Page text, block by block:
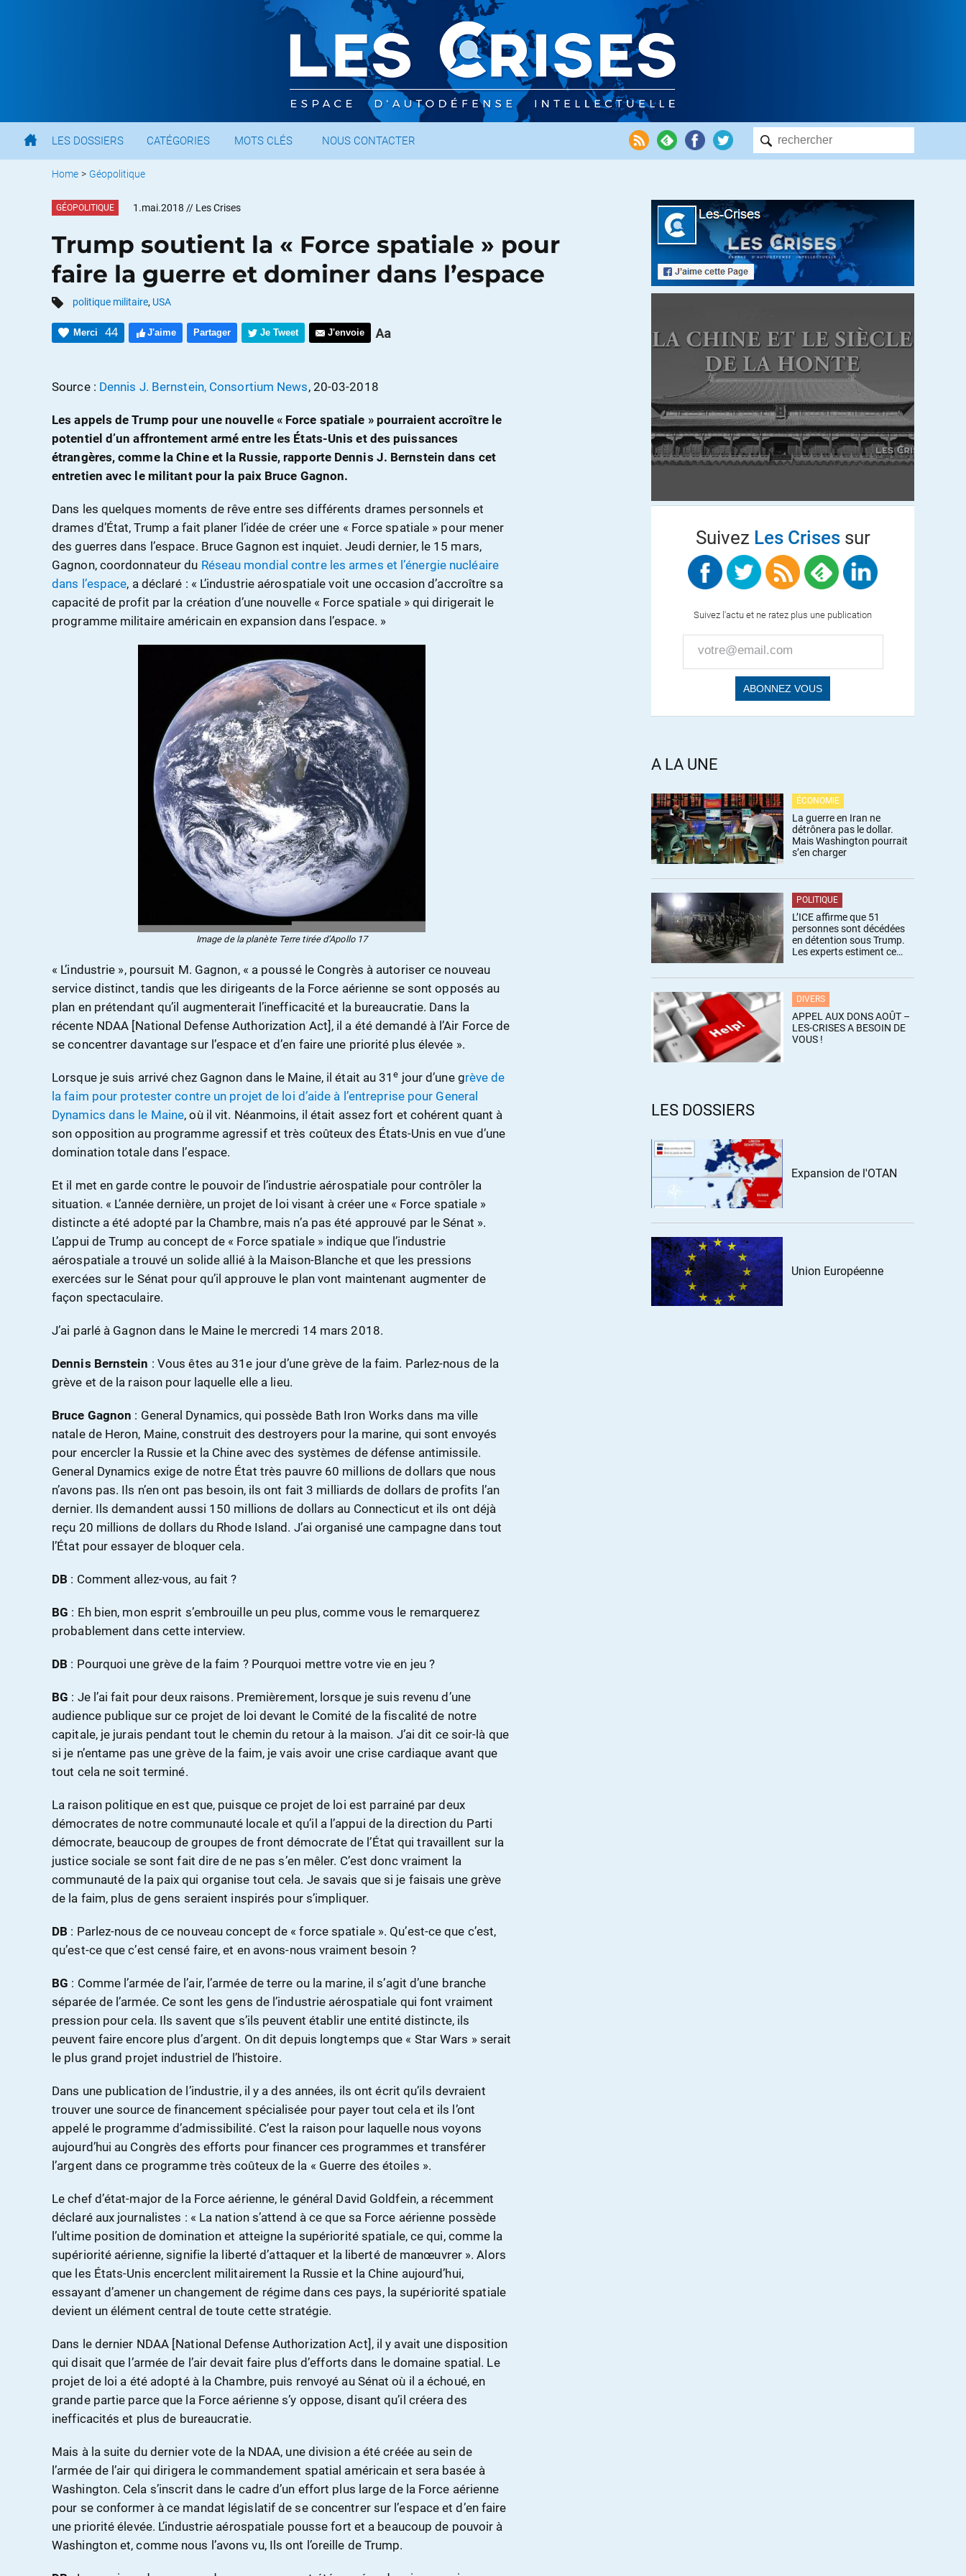
LES DOSSIERS CATÉGORIES MOTS CLÉS NOUS CONTACTER
Home > Géopolitique
GÉOPOLITIQUE 1.mai.2018 // Les Crises
Trump soutient la « Force spatiale » pour
faire la guerre et dominer dans l’espace
politique militaire, USA
Merci 44 J'aime Partager Je Tweet J'envoie
Source : Dennis J. Bernstein, Consortium News, 20-03-2018
Les appels de Trump pour une nouvelle « Force spatiale » pourraient accroître le
potentiel d’un affrontement armé entre les États-Unis et des puissances
étrangères, comme la Chine et la Russie, rapporte Dennis J. Bernstein dans cet
entretien avec le militant pour la paix Bruce Gagnon.
Dans les quelques moments de rêve entre ses différents drames personnels et
drames d’État, Trump a fait planer l’idée de créer une « Force spatiale » pour mener
des guerres dans l’espace. Bruce Gagnon est inquiet. Jeudi dernier, le 15 mars,
Gagnon, coordonnateur du Réseau mondial contre les armes et l’énergie nucléaire
dans l’espace, a déclaré : « L’industrie aérospatiale voit une occasion d’accroître sa
capacité de profit par la création d’une nouvelle « Force spatiale » qui dirigerait le
programme militaire américain en expansion dans l’espace. »
Image de la planète Terre tirée d’Apollo 17
« L’industrie », poursuit M. Gagnon, « a poussé le Congrès à autoriser ce nouveau
service distinct, tandis que les dirigeants de la Force aérienne se sont opposés au
plan en prétendant qu’il augmenterait l’inefficacité et la bureaucratie. Dans la
récente NDAA [National Defense Authorization Act], il a été demandé à l’Air Force de
se concentrer davantage sur l’espace et d’en faire une priorité plus élevée ».
Lorsque je suis arrivé chez Gagnon dans le Maine, il était au 31e jour d’une grève de
la faim pour protester contre un projet de loi d’aide à l’entreprise pour General
Dynamics dans le Maine, où il vit. Néanmoins, il était assez fort et cohérent quant à
son opposition au programme agressif et très coûteux des États-Unis en vue d’une
domination totale dans l’espace.
Et il met en garde contre le pouvoir de l’industrie aérospatiale pour contrôler la
situation. « L’année dernière, un projet de loi visant à créer une « Force spatiale »
distincte a été adopté par la Chambre, mais n’a pas été approuvé par le Sénat ».
L’appui de Trump au concept de « Force spatiale » indique que l’industrie
aérospatiale a trouvé un solide allié à la Maison-Blanche et que les pressions
exercées sur le Sénat pour qu’il approuve le plan vont maintenant augmenter de
façon spectaculaire.
J’ai parlé à Gagnon dans le Maine le mercredi 14 mars 2018.
Dennis Bernstein : Vous êtes au 31e jour d’une grève de la faim. Parlez-nous de la
grève et de la raison pour laquelle elle a lieu.
Bruce Gagnon : General Dynamics, qui possède Bath Iron Works dans ma ville
natale de Heron, Maine, construit des destroyers pour la marine, qui sont envoyés
pour encercler la Russie et la Chine avec des systèmes de défense antimissile.
General Dynamics exige de notre État très pauvre 60 millions de dollars que nous
n’avons pas. Ils n’en ont pas besoin, ils ont fait 3 milliards de dollars de profits l’an
dernier. Ils demandent aussi 150 millions de dollars au Connecticut et ils ont déjà
reçu 20 millions de dollars du Rhode Island. J’ai organisé une campagne dans tout
l’État pour essayer de bloquer cela.
DB : Comment allez-vous, au fait ?
BG : Eh bien, mon esprit s’embrouille un peu plus, comme vous le remarquerez
probablement dans cette interview.
DB : Pourquoi une grève de la faim ? Pourquoi mettre votre vie en jeu ?
BG : Je l’ai fait pour deux raisons. Premièrement, lorsque je suis revenu d’une
audience publique sur ce projet de loi devant le Comité de la fiscalité de notre
capitale, je jurais pendant tout le chemin du retour à la maison. J’ai dit ce soir-là que
si je n’entame pas une grève de la faim, je vais avoir une crise cardiaque avant que
tout cela ne soit terminé.
La raison politique en est que, puisque ce projet de loi est parrainé par deux
démocrates de notre communauté locale et qu’il a l’appui de la direction du Parti
démocrate, beaucoup de groupes de front démocrate de l’État qui travaillent sur la
justice sociale se sont fait dire de ne pas s’en mêler. C’est donc vraiment la
communauté de la paix qui organise tout cela. Je savais que si je faisais une grève
de la faim, plus de gens seraient inspirés pour s’impliquer.
DB : Parlez-nous de ce nouveau concept de « force spatiale ». Qu’est-ce que c’est,
qu’est-ce que c’est censé faire, et en avons-nous vraiment besoin ?
BG : Comme l’armée de l’air, l’armée de terre ou la marine, il s’agit d’une branche
séparée de l’armée. Ce sont les gens de l’industrie aérospatiale qui font vraiment
pression pour cela. Ils savent que s’ils peuvent établir une entité distincte, ils
peuvent faire encore plus d’argent. On dit depuis longtemps que « Star Wars » serait
le plus grand projet industriel de l’histoire.
Dans une publication de l’industrie, il y a des années, ils ont écrit qu’ils devraient
trouver une source de financement spécialisée pour payer tout cela et ils l’ont
appelé le programme d’admissibilité. C’est la raison pour laquelle nous voyons
aujourd’hui au Congrès des efforts pour financer ces programmes et transférer
l’argent dans ce programme très coûteux de la « Guerre des étoiles ».
Le chef d’état-major de la Force aérienne, le général David Goldfein, a récemment
déclaré aux journalistes : « La nation s’attend à ce que sa Force aérienne possède
l’ultime position de domination et atteigne la supériorité spatiale, ce qui, comme la
supériorité aérienne, signifie la liberté d’attaquer et la liberté de manœuvrer ». Alors
que les États-Unis encerclent militairement la Russie et la Chine aujourd’hui,
essayant d’amener un changement de régime dans ces pays, la supériorité spatiale
devient un élément central de toute cette stratégie.
Dans le dernier NDAA [National Defense Authorization Act], il y avait une disposition
qui disait que l’armée de l’air devait faire plus d’efforts dans le domaine spatial. Le
projet de loi a été adopté à la Chambre, puis renvoyé au Sénat où il a échoué, en
grande partie parce que la Force aérienne s’y oppose, disant qu’il créera des
inefficacités et plus de bureaucratie.
Mais à la suite du dernier vote de la NDAA, une division a été créée au sein de
l’armée de l’air qui dirigera le commandement spatial américain et sera basée à
Washington. Cela s’inscrit dans le cadre d’un effort plus large de la Force aérienne
pour se conformer à ce mandat législatif de se concentrer sur l’espace et d’en faire
une priorité élevée. L’industrie aérospatiale pousse fort et a beaucoup de pouvoir à
Washington et, comme nous l’avons vu, Ils ont l’oreille de Trump.
Suivez Les Crisessur
Suivez l'actu et ne ratez plus une publication
A LA UNE
ÉCONOMIE
La guerre en Iran ne
détrônera pas le dollar.
Mais Washington pourrait
s’en charger
POLITIQUE
L’ICE affirme que 51
personnes sont décédées
en détention sous Trump.
Les experts estiment ce
DIVERS
APPEL AUX DONS AOÛT –
LES-CRISES A BESOIN DE
VOUS !
LES DOSSIERS
Expansion de l'OTAN
Union Européenne